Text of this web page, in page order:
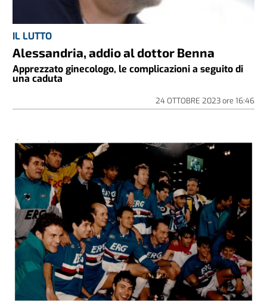
IL LUTTO
Alessandria, addio al dottor Benna
Apprezzato ginecologo, le complicazioni a seguito di
una caduta
24 OTTOBRE 2023ore 16:46